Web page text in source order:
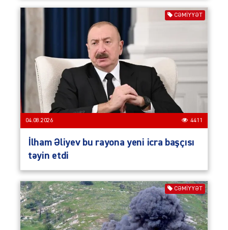
CƏMIYYƏT
04.08.2026 4411
İlham Əliyev bu rayona yeni icra başçısı
təyin etdi
CƏMIYYƏT